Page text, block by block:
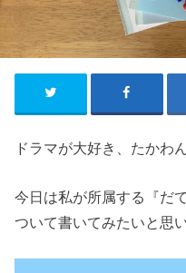
ドラマが大好き、たかわ
今日は私が所属する『だ
ついて書いてみたいと思